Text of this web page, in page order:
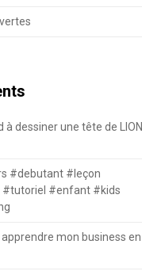
à dessiner une tête de LION
#debutant #leçon
#tutoriel #enfant #kids
mon business en